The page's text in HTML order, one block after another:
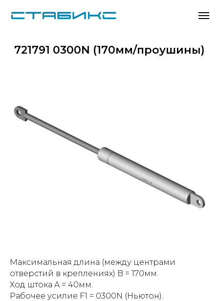
721791 0300N (170мм/проушины)
Максимальная длина (между центрами
отверстий в креплениях) B = 170мм.
Ход штока A = 40мм.
Рабочее усилие F1 = 0300N (Ньютон).